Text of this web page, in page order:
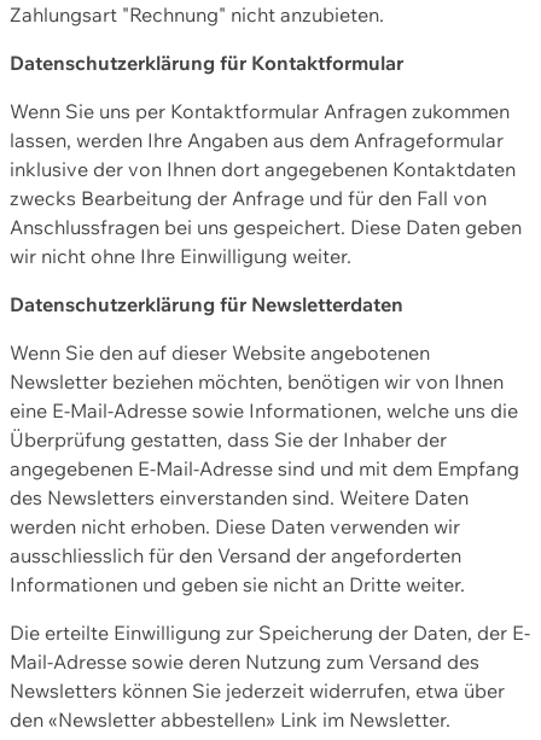
Zahlungsart "Rechnung" nicht anzubieten.
Datenschutzerklärung für Kontaktformular
Wenn Sie uns per Kontaktformular Anfragen zukommen
lassen, werden Ihre Angaben aus dem Anfrageformular
inklusive der von Ihnen dort angegebenen Kontaktdaten
zwecks Bearbeitung der Anfrage und für den Fall von
Anschlussfragen bei uns gespeichert. Diese Daten geben
wir nicht ohne Ihre Einwilligung weiter.
Datenschutzerklärung für Newsletterdaten
Wenn Sie den auf dieser Website angebotenen
Newsletter beziehen möchten, benötigen wir von Ihnen
eine E-Mail-Adresse sowie Informationen, welche uns die
Überprüfung gestatten, dass Sie der Inhaber der
angegebenen E-Mail-Adresse sind und mit dem Empfang
des Newsletters einverstanden sind. Weitere Daten
werden nicht erhoben. Diese Daten verwenden wir
ausschliesslich für den Versand der angeforderten
Informationen und geben sie nicht an Dritte weiter.
Die erteilte Einwilligung zur Speicherung der Daten, der E-
Mail-Adresse sowie deren Nutzung zum Versand des
Newsletters können Sie jederzeit widerrufen, etwa über
den «Newsletter abbestellen» Link im Newsletter.